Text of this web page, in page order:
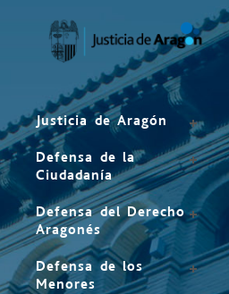
Justicia de Aragón
Defensa de la
Ciudadanía
Defensa del Derecho
Aragonés
Defensa de los
Menores